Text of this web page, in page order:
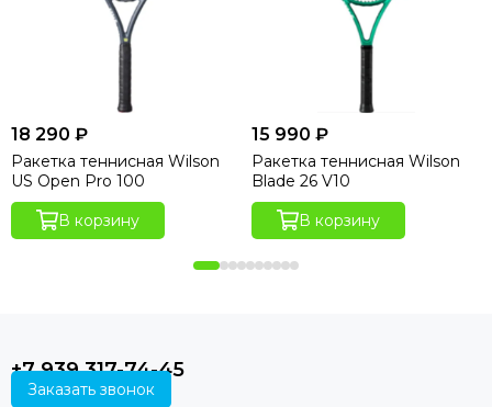
18 290 ₽
Ракетка теннисная Wilson
US Open Pro 100
В корзину
15 990 ₽
Ракетка теннисная Wilson
Blade 26 V10
В корзину
+7 939 317-74-45
Заказать звонок